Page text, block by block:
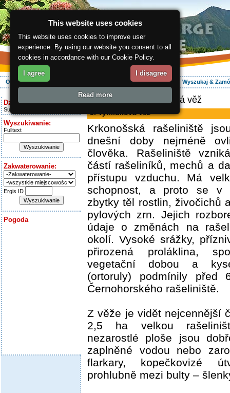
O regionie Aktywnie Zakwaterowanie Wyszukaj &
Dziś jest:
Sunday 9.08.2026
Wyszukiwanie:
Fulltext
Zakwaterowanie:
Ergis ID
Pogoda
ergis.cz > 3. Vyhlídková věž
3. Vyhlídková věž
Krkonošská rašeliniště
dnešní doby nejméně
člověka. Rašeliniště
částí rašeliníků, mechů a
přístupu vzduchu. Má
schopnost, a proto se v
zbytky těl rostlin, živočichů
pylových zrn. Jejich
údaje o změnách na
okolí. Vysoké srážky,
přirozená proláklina,
vegetační dobou a
(ortoruly) podmínily před
Černohorského rašeliniště.
Z věže je vidět nejcennější
2,5 ha velkou
nezarostlé ploše jsou
zaplněné vodou nebo
flarkary, kopečkovizé
prohlubně mezi bulty –
This website uses cookies
This website uses cookies to improve user
experience. By using our website you consent to all
cookies in accordance with our Cookie Policy.
I agree I disagree
Read more